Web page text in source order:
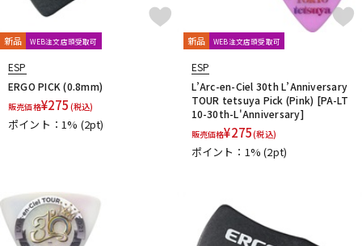
新品 WEB注文店頭受取可
ESP
ERGO PICK (0.8mm)
販売価格¥275 (税込)
ポイント：1% (2pt)
新品 WEB注文店頭受取可
ESP
L’Arc-en-Ciel 30th L’Anniversary
TOUR tetsuya Pick (Pink) [PA-LT
10-30th-L'Anniversary]
販売価格¥275(税込)
ポイント：1%(2pt)